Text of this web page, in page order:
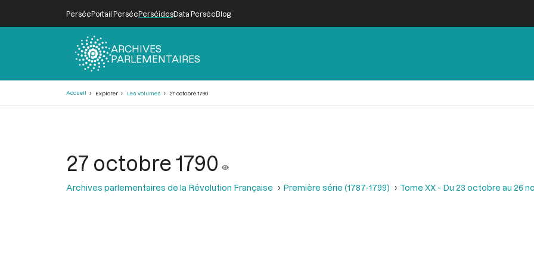
PerséePortail PerséePerséidesData PerséeBlog
ARCHIVES
PARLEMENTAIRES
Accueil Explorer Les volumes 27 octobre 1790
27 octobre 1790
Archives parlementaires de la Révolution Française Première série (1787-1799) Tome XX - Du 23 octobre au 26